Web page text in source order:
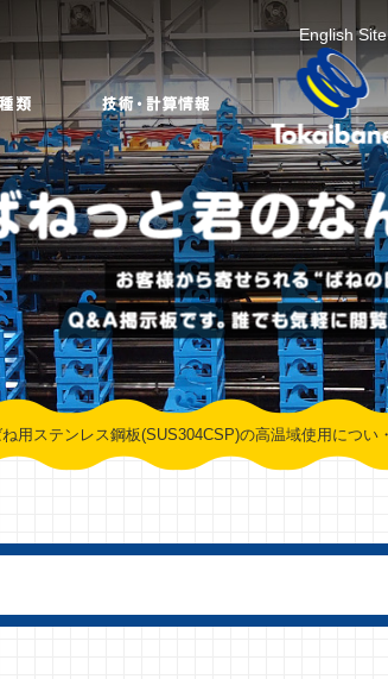
English Site
用ステンレス鋼板(SUS304CSP)の高温域使用につい